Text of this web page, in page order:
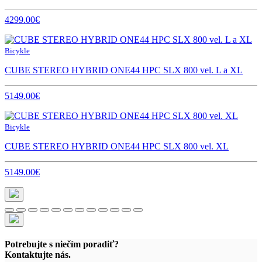
4299.00€
Bicykle
CUBE STEREO HYBRID ONE44 HPC SLX 800 vel. L a XL
5149.00€
Bicykle
CUBE STEREO HYBRID ONE44 HPC SLX 800 vel. XL
5149.00€
Potrebujte s niečím poradiť?
Kontaktujte nás.